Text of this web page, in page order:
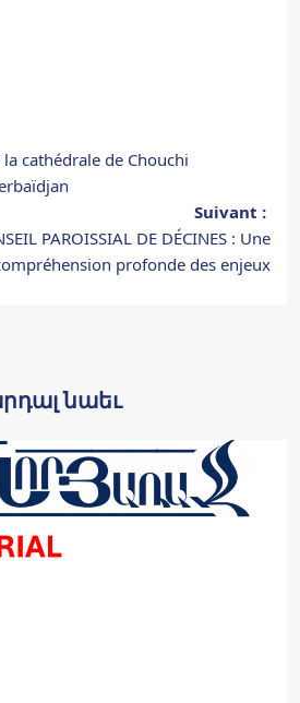
cathédrale de Chouchi
Suivant :
PAROISSIAL DE DÉCINES : Une
profonde des enjeux
նաեւ